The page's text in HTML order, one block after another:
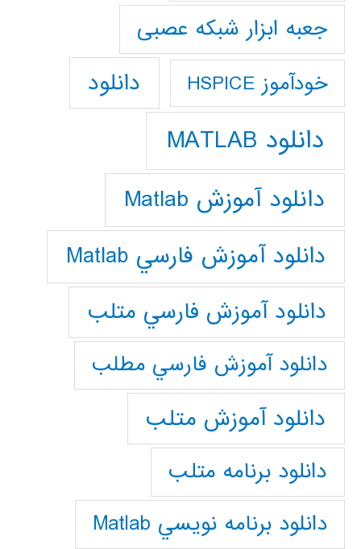
جعبه ابزار شبکه عصبی
خودآموز HSPICE دانلود
دانلود MATLAB
دانلود آموزش Matlab
دانلود آموزش فارسي Matlab
دانلود آموزش فارسي متلب
دانلود آموزش فارسي مطلب
دانلود آموزش متلب
دانلود برنامه متلب
دانلود برنامه نويسي Matlab